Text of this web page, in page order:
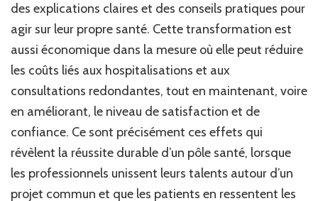
des explications claires et des conseils pratiques pour
agir sur leur propre santé. Cette transformation est
aussi économique dans la mesure où elle peut réduire
les coûts liés aux hospitalisations et aux
consultations redondantes, tout en maintenant, voire
en améliorant, le niveau de satisfaction et de
confiance. Ce sont précisément ces effets qui
révèlent la réussite durable d’un pôle santé, lorsque
les professionnels unissent leurs talents autour d’un
projet commun et que les patients en ressentent les